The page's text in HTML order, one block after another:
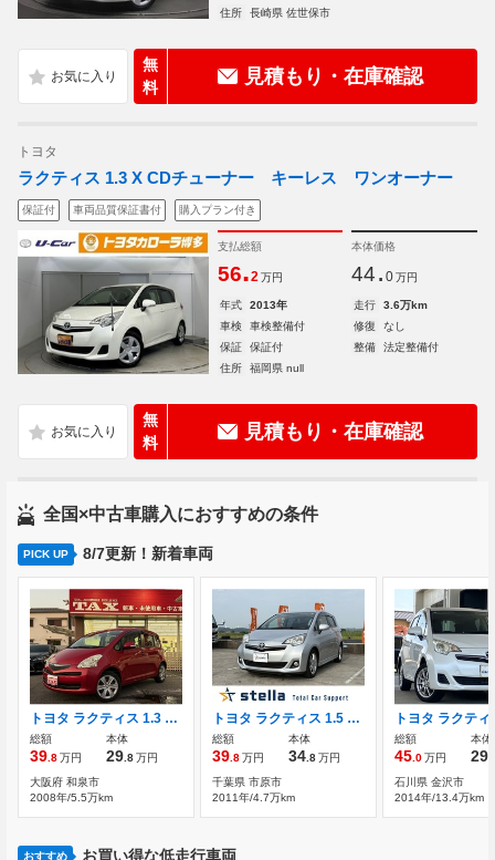
住所
長崎県 佐世保市
無
料
見積もり・在庫確認
トヨタ
ラクティス 1.3 X CDチューナー キーレス ワンオーナー
保証付 車両品質保証書付 購入プラン付き
支払総額
56.2 万円
本体価格
44. 0 万円
年式 2013年 走行
3.6万km
車検
車検整備付 修復
なし
保証
保証付 整備
法定整備付
住所
福岡県 null
無
料
見積もり・在庫確認
全国×中古車購入におすすめの条件
PICK UP 8/7更新！新着車両
トヨタ ラクティス 1.3 X 純正ナビ・ワンセグTV・キーレス
総額
39 .8万円
本体
29 .8万円
大阪府 和泉市
2008年/5.5万km
トヨタ ラクティス 1.5 S 純正7インチHDDナビ TV 純正アルミ
総額
39 .8万円
本体
34 .8万円
千葉県 市原市
2011年/4.7万km
総額
45 .0万円
本体
29
石川県 金沢市
2014年/13.4万km
おすすめ お買い得な低走行車両